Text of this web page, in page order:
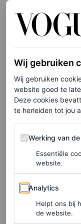
erop dat het
En hoewel ik elke
ik ook met meer
als ik me gelukkig
Elke week
Schrijf je hier
Ik weet dat ik niet
support die ik
social media.
verdrietigste
ze hebben
Wij gebruiken
Wij gebruiken
website goed te
Deze cookies
te herleiden tot jou
Werking van de
Werking van
Essentiële
website.
Analytics
Analytics
Helpt ons bij
de website.